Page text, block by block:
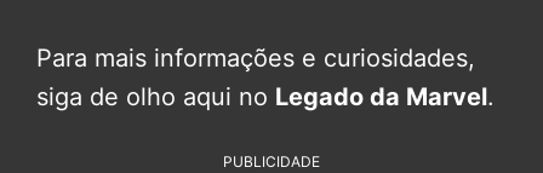
Para mais informações e curiosidades,
siga de olho aqui no Legado da Marvel.
PUBLICIDADE